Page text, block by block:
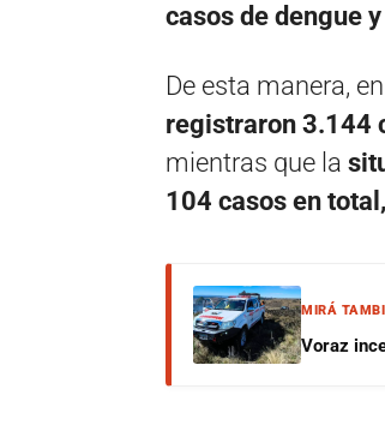
casos de dengue
De esta manera,
registraron 3.144
mientras que la
104 casos en total,
MIRÁ
Voraz